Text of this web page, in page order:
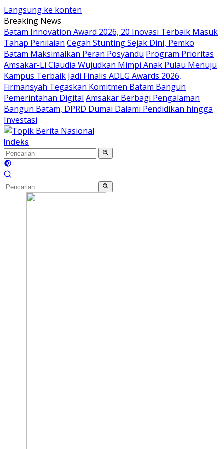
Langsung ke konten
Breaking News
Batam Innovation Award 2026, 20 Inovasi Terbaik Masuk
Tahap Penilaian Cegah Stunting Sejak Dini, Pemko
Batam Maksimalkan Peran Posyandu Program Prioritas
Amsakar-Li Claudia Wujudkan Mimpi Anak Pulau Menuju
Kampus Terbaik Jadi Finalis ADLG Awards 2026,
Firmansyah Tegaskan Komitmen Batam Bangun
Pemerintahan Digital Amsakar Berbagi Pengalaman
Bangun Batam, DPRD Dumai Dalami Pendidikan hingga
Investasi
Indeks